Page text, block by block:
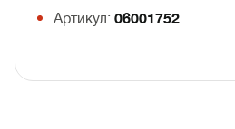
Артикул: 06001752